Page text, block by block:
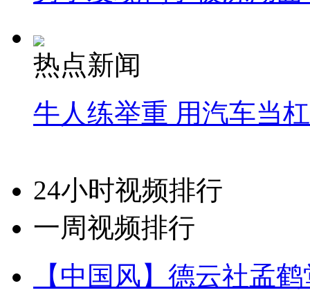
热点新闻
牛人练举重 用汽车当
24小时视频排行
一周视频排行
【中国风】德云社孟